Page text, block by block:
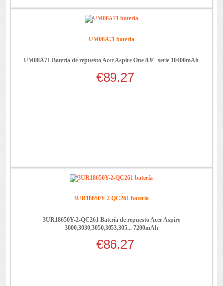
UM08A71 batería
UM08A71 Batería de repuesto Acer Aspire One 8.9" serie 10400mAh
€89.27
3UR18650Y-2-QC261 batería
3UR18650Y-2-QC261 Batería de repuesto Acer Aspire
3000,3030,3050,3053,305... 7200mAh
€86.27